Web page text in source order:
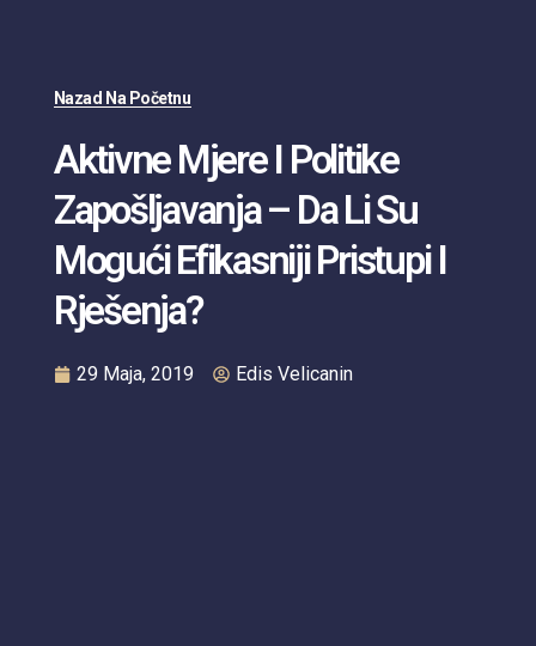
Nazad Na Početnu
Aktivne Mjere I Politike
Zapošljavanja – Da Li Su
Mogući Efikasniji Pristupi I
Rješenja?
29 Maja, 2019 Edis Velicanin